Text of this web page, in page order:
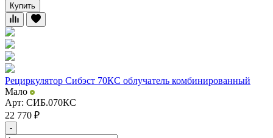
Купить
Рециркулятор Сибэст 70КС облучатель комбинированный
Мало
Арт: СИБ.070КС
22 770 ₽
-